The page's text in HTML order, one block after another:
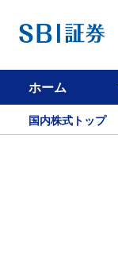
ホーム
国内株式トップ